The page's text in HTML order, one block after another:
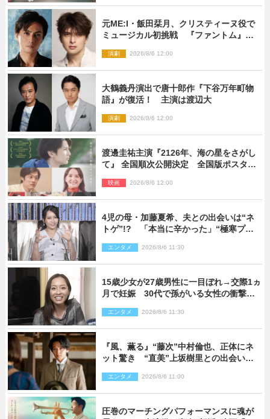
元ME:I・飯田栞月、クリスティーヌ役で
ミュージカル初挑戦 『ファントム』
演劇 2026/8/6 12:00
大鶴義丹演出で唐十郎作『下谷万年町物
語』が復活！ 主演は渡辺大
演劇 2026/8/6 12:00
渡邊圭祐主演『2126年、海の星をさがし
て』 全国順次公開決定 全国版ポスター
映画 2026/8/6 12:00
4児の母・加藤夏希、夫との出会いは“ネ
トゲ”!? 「本当に辛かった」“極寒プロ
エンタメ 2026/8/6 11:30
15歳少女が27歳男性に一目ぼれ→交際1ヵ
月で妊娠 30代で孫がいる女性の衝撃半
エンタメ 2026/8/6 11:30
『風、薫る』“藤次”中村倫也、正体にネ
ット驚き “直美”上坂樹里との出会いに
しなよ！」
エンタメ 2026/8/6 11:00
圧巻のマーチングパフォーマンスに魂が